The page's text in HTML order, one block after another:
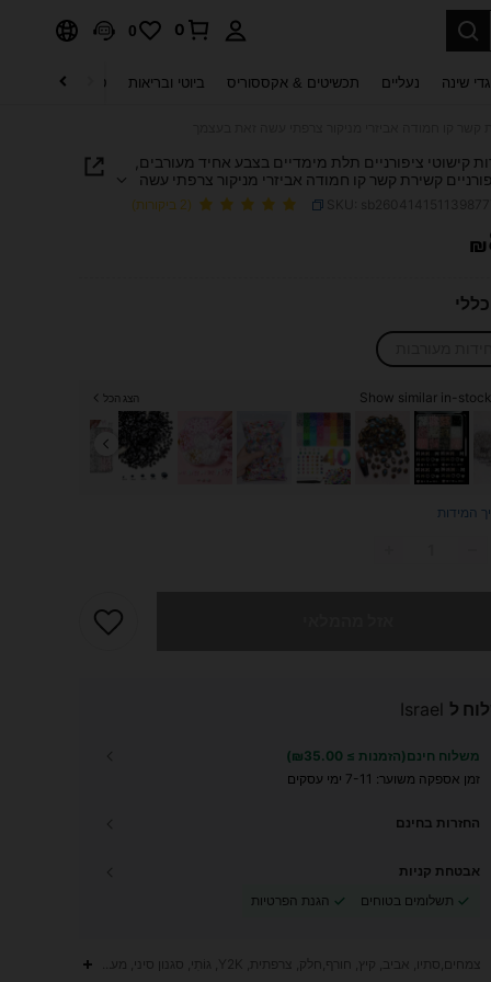
0
0
שינה נעליים תכשיטים & אקססוריס ביוטי ובריאות טקסטיל לבית
קישוטי ציפורניים תלת מימדיים בצבע אחיד מעורבים,
קשירת קשר קו חמודה אביזרי מניקור צרפתי עשה
(2 ביקורות)
PRICE AND ₪
Show similar in- הצג הכל
המידות
ל Israel
משלוח חינם(הזמנות ≥ ₪35.00)
זמן אספקה ​​משוער: 7-11 ימי עסקים
החזרות בחינם
אבטחת קניות
תשלומים בטוחים
הגנת הפרטיות
צמחים,סתיו, אביב, קיץ, חורף,חלק, צרפתית, Y2K, גוֹתִי, סגנון סיני, מערבית, זבל פאנק